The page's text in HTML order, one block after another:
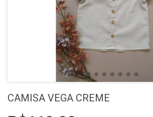
CAMISA VEGA CREME